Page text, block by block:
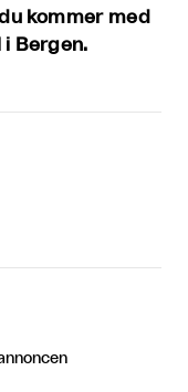
kommer med
Bergen.